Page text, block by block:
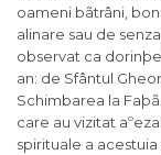
oameni bãtrâni,
alinare sau de
observat ca
an: de Sfântul
Schimbarea la
care au vizitat
spirituale a